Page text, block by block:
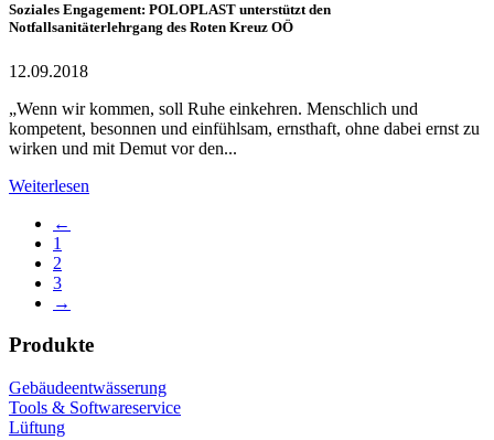
Soziales Engagement: POLOPLAST unterstützt den
Notfallsanitäterlehrgang des Roten Kreuz OÖ
12.09.2018
„Wenn wir kommen, soll Ruhe einkehren. Menschlich und
kompetent, besonnen und einfühlsam, ernsthaft, ohne dabei ernst zu
wirken und mit Demut vor den...
Weiterlesen
←
1
2
3
→
Produkte
Gebäudeentwässerung
Tools & Softwareservice
Lüftung